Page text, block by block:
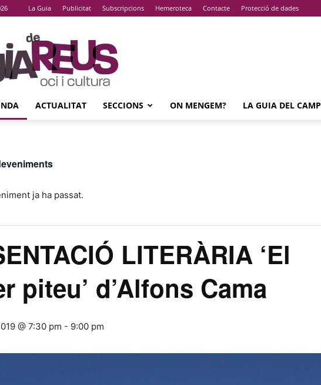
La Guia Publicitat Subscripcions Hemeroteca Contacte Protecció de dades
La
Guia
De
Reus
ACTUALITAT SECCIONS ON MENGEM? LA GUIA DEL CAMP
ja ha passat.
LITERÀRIA ‘El
piteu’ d’Alfons Cama
@ 7:30 pm - 9:00 pm